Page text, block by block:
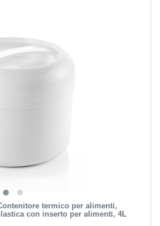
termico per alimenti,
con inserto per alimenti, 4L